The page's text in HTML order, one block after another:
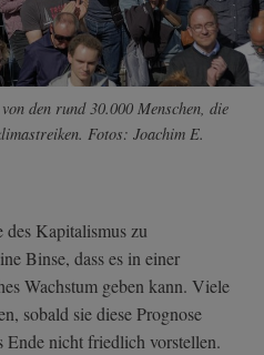
den rund 30.000 Menschen, die
Fotos: Joachim E.
Kapitalismus zu
Binse, dass es in einer
Wachstum geben kann. Viele
sobald sie diese Prognose
Ende nicht friedlich vorstellen.